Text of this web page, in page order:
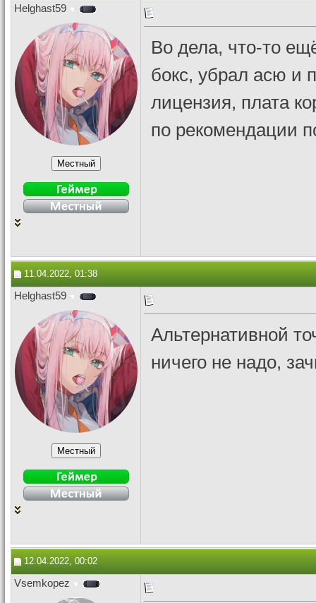
Helghast59
Во дела, что-то
бокс, убрал асю и
лицензия, плата
по рекомендации
11.04.2022, 01:38
Helghast59
Альтернативной
ничего не надо,
12.04.2022, 00:02
Vsemkopez